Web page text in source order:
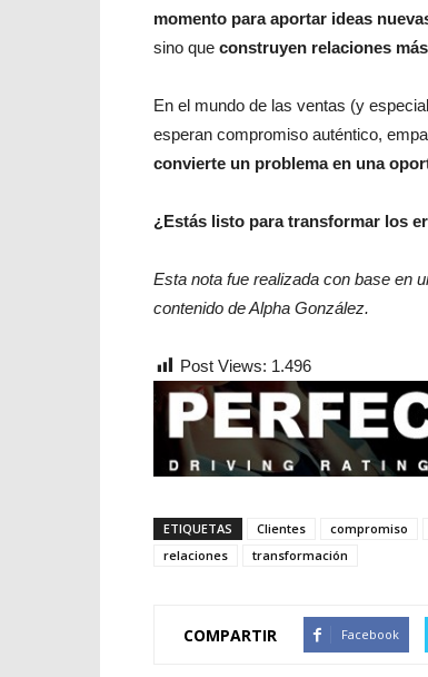
momento para aportar ideas
sino que construyen relaciones
En el mundo de las ventas (y
esperan compromiso auténtico,
convierte un problema en una
¿Estás listo para transformar los
Esta nota fue realizada con base en
contenido de Alpha González.
Post Views: 1.496
ETIQUETAS Clientes compromiso
relaciones
transformación
COMPARTIR Facebook